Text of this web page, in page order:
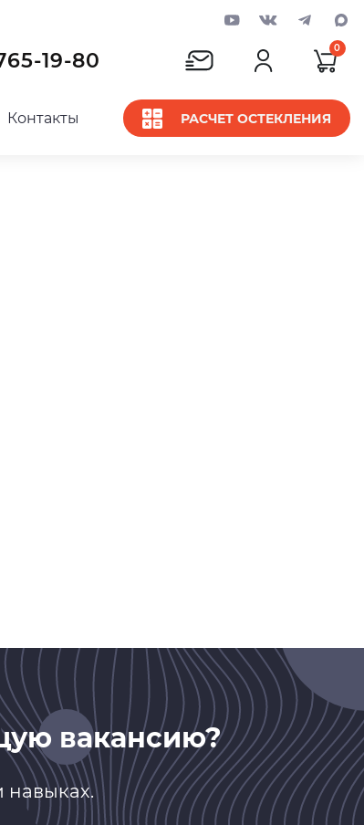
19-80
0
Контакты РАСЧЕТ ОСТЕКЛЕНИЯ
вакансию?
навыках.